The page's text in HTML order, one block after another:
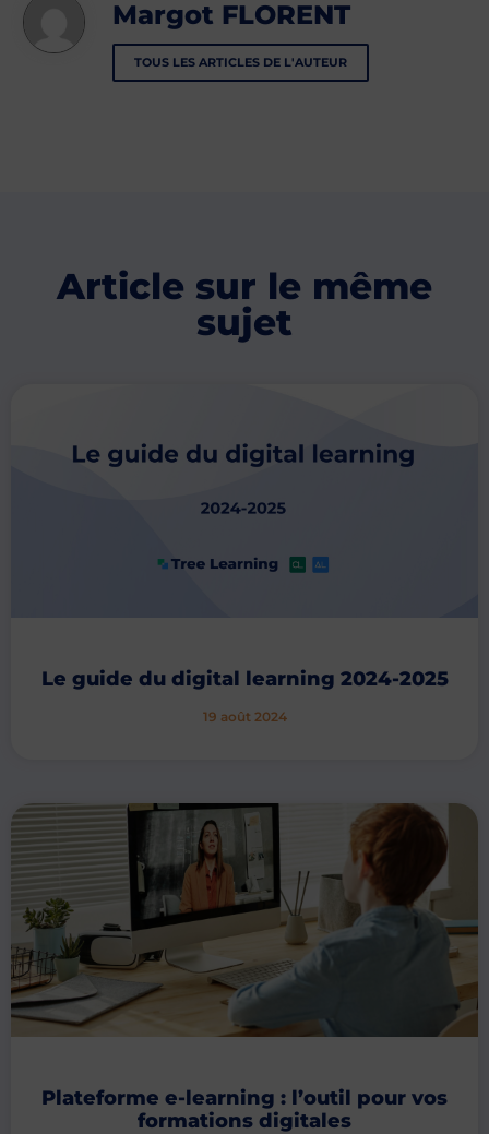
Margot FLORENT
TOUS LES ARTICLES DE L'AUTEUR
Article sur le même
sujet
Le guide du digital learning 2024-2025
19 août 2024
Plateforme e-learning : l’outil pour vos
formations digitales